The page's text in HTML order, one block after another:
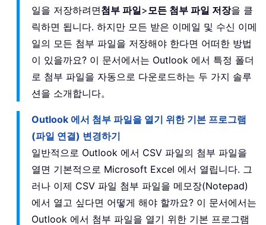
일을 저장하려면첨부 파일>모든 첨부 파일 저장을 클
릭하면 됩니다. 하지만 모든 받은 이메일 및 수신 이메
일의 모든 첨부 파일을 저장해야 한다면 어떠한 방법
이 있을까요? 이 문서에서는 Outlook 에서 특정 폴더
로 첨부 파일을 자동으로 다운로드하는 두 가지 솔루
션을 소개합니다。
Outlook 에서 첨부 파일을 열기 위한 기본 프로그램
(파일 연결) 변경하기
일반적으로 Outlook 에서 CSV 파일의 첨부 파일을
열면 기본적으로 Microsoft Excel 에서 열립니다. 그
러나 이제 CSV 파일 첨부 파일을 메모장(Notepad)
에서 열고 싶다면 어떻게 해야 할까요? 이 문서에서는
Outlook 에서 첨부 파일을 열기 위한 기본 프로그램